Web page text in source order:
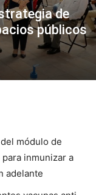
de
públicos
módulo de
inmunizar a
adelante